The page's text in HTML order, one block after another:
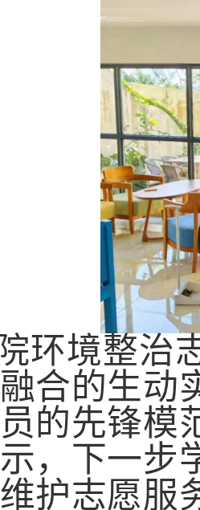
环境整治
合的生动
的先锋模
，下一步
护志愿服